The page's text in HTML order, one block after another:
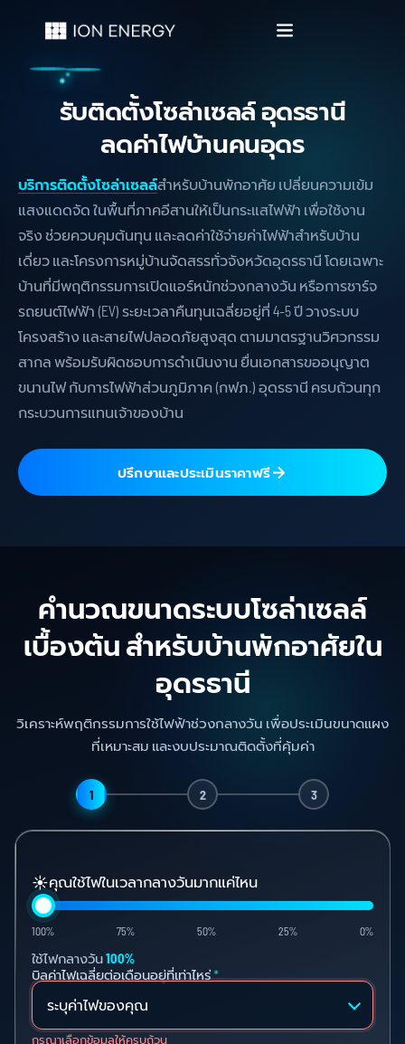
รับติดตั้งโซล่าเซลล์ อุดรธานี
ลดค่าไฟบ้านคนอุดร
บริการติดตั้งโซล่าเซลล์สำหรับบ้านพักอาศัย เปลี่ยนความเข้ม
แสงแดดจัด ในพื้นที่ภาคอีสานให้เป็นกระแสไฟฟ้า เพื่อใช้งาน
จริง ช่วยควบคุมต้นทุน และลดค่าใช้จ่ายค่าไฟฟ้าสำหรับบ้าน
เดี่ยว และโครงการหมู่บ้านจัดสรรทั่วจังหวัดอุดรธานี โดยเฉพาะ
บ้านที่มีพฤติกรรมการเปิดแอร์หนักช่วงกลางวัน หรือการชาร์จ
รถยนต์ไฟฟ้า (EV) ระยะเวลาคืนทุนเฉลี่ยอยู่ที่ 4-5 ปี วางระบบ
โครงสร้าง และสายไฟปลอดภัยสูงสุด ตามมาตรฐานวิศวกรรม
สากล พร้อมรับผิดชอบการดำเนินงาน ยื่นเอกสารขออนุญาต
ขนานไฟ กับการไฟฟ้าส่วนภูมิภาค (กฟภ.) อุดรธานี ครบถ้วนทุก
กระบวนการแทนเจ้าของบ้าน
ปรึกษาและประเมินราคาฟรี
คำนวณขนาดระบบโซล่าเซลล์
เบื้องต้น สำหรับบ้านพักอาศัยใน
อุดรธานี
วิเคราะห์พฤติกรรมการใช้ไฟฟ้าช่วงกลางวัน เพื่อประเมินขนาดแผง
ที่เหมาะสม และงบประมาณติดตั้งที่คุ้มค่า
1 2 3
☀️คุณใช้ไฟในเวลากลางวันมากแค่ไหน
เปอร์เซ็นต์การใช้ไฟในเวลากลางวัน
100% 75% 50% 25% 0%
ใช้ไฟกลางวัน100%
บิลค่าไฟเฉลี่ยต่อเดือนอยู่ที่เท่าไหร่*
กรุณาเลือกข้อมูลให้ครบถ้วน